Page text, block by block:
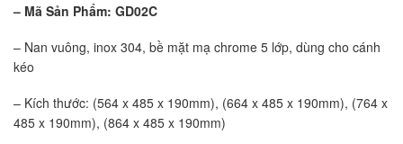
– Mã Sản Phẩm: GD02C
– Nan vuông, inox 304, bề mặt mạ chrome 5 lớp, dùng cho cánh
kéo
– Kích thước: (564 x 485 x 190mm), (664 x 485 x 190mm), (764 x
485 x 190mm), (864 x 485 x 190mm)